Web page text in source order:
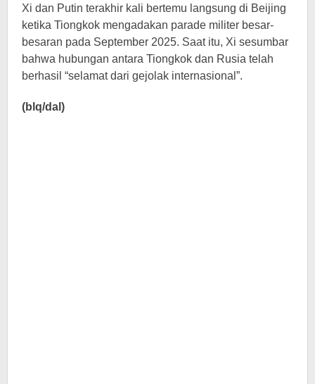
Xi dan Putin terakhir kali bertemu langsung di Beijing
ketika Tiongkok mengadakan parade militer besar-
besaran pada September 2025. Saat itu, Xi sesumbar
bahwa hubungan antara Tiongkok dan Rusia telah
berhasil “selamat dari gejolak internasional”.
(blq/dal)